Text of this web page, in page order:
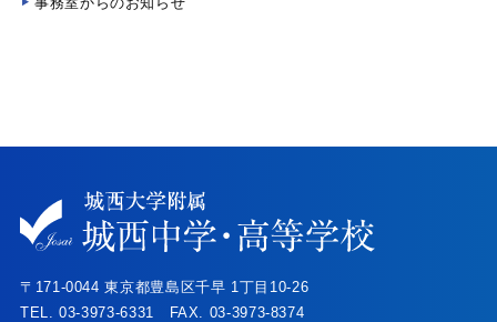
〒171-0044 東京都豊島区千早 1丁目10-26
TEL. 03-3973-6331 FAX. 03-3973-8374